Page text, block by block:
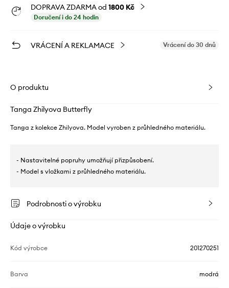
DOPRAVA ZDARMA od 1800 Kč
Doručení i do 24 hodin
VRÁCENÍ A REKLAMACE Vrácení do 30 dnů
O produktu
Tanga Zhilyova Butterfly
Tanga z kolekce Zhilyova. Model vyroben z průhledného materiálu.
- Nastavitelné popruhy umožňují přizpůsobení.
- Model s vložkami z průhledného materiálu.
Podrobnosti o výrobku
Údaje o výrobku
Kód výrobce 201270251
Barva modrá